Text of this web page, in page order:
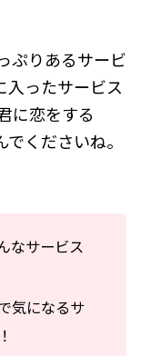
ぷりあるサービ
入ったサービス
に恋をする
くださいね。
なサービス
気になるサ